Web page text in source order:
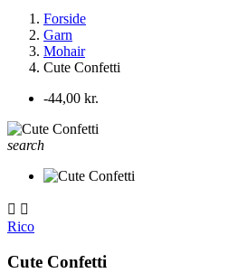
Forside
Garn
Mohair
Cute Confetti
-44,00 kr.
search
 
Rico
Cute Confetti